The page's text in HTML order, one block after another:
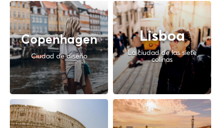
Copenhagen
Ciudad de diseño
Lisboa
La ciudad de las siete
colinas